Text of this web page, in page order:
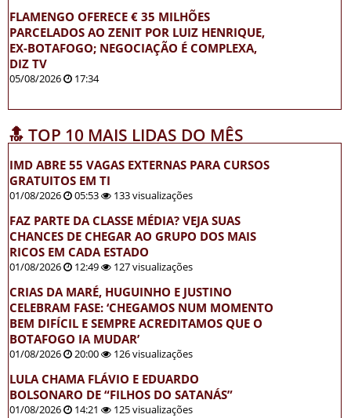
FLAMENGO OFERECE € 35 MILHÕES
PARCELADOS AO ZENIT POR LUIZ HENRIQUE,
EX-BOTAFOGO; NEGOCIAÇÃO É COMPLEXA,
DIZ TV
05/08/2026 17:34
🔝 TOP 10 MAIS LIDAS DO MÊS
IMD ABRE 55 VAGAS EXTERNAS PARA CURSOS
GRATUITOS EM TI
01/08/2026 05:53 133 visualizações
FAZ PARTE DA CLASSE MÉDIA? VEJA SUAS
CHANCES DE CHEGAR AO GRUPO DOS MAIS
RICOS EM CADA ESTADO
01/08/2026 12:49 127 visualizações
CRIAS DA MARÉ, HUGUINHO E JUSTINO
CELEBRAM FASE: ‘CHEGAMOS NUM MOMENTO
BEM DIFÍCIL E SEMPRE ACREDITAMOS QUE O
BOTAFOGO IA MUDAR’
01/08/2026 20:00 126 visualizações
LULA CHAMA FLÁVIO E EDUARDO
BOLSONARO DE “FILHOS DO SATANÁS”
01/08/2026 14:21 125 visualizações